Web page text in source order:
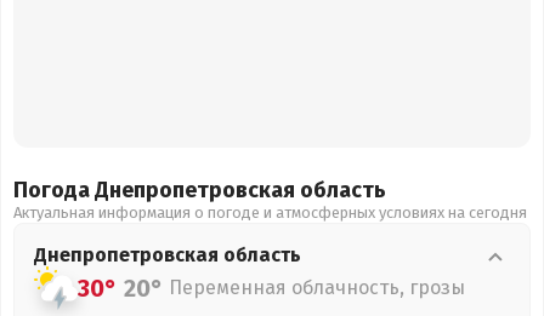
Погода Днепропетровская область
Актуальная информация о погоде и атмосферных условиях на сегодня
Днепропетровская область
30° 20° Переменная облачность, грозы